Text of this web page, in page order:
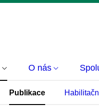
O nás
Publikace